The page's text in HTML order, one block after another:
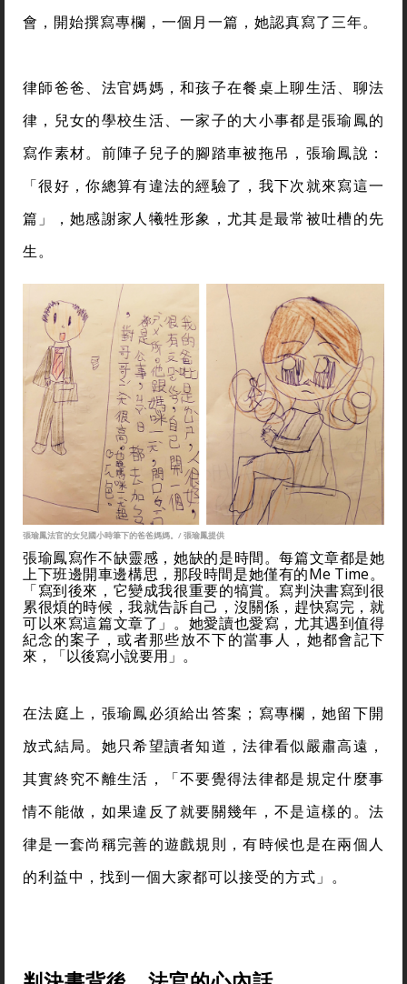
會，開始撰寫專欄，一個月一篇，她認真寫了三年。
律師爸爸、法官媽媽，和孩子在餐桌上聊生活、聊法
律，兒女的學校生活、一家子的大小事都是張瑜鳳的
寫作素材。前陣子兒子的腳踏車被拖吊，張瑜鳳說：
「很好，你總算有違法的經驗了，我下次就來寫這一
篇」，她感謝家人犧牲形象，尤其是最常被吐槽的先
生。
張瑜鳳法官的女兒國小時筆下的爸爸媽媽。/ 張瑜鳳提供
張瑜鳳寫作不缺靈感，她缺的是時間。每篇文章都是她
上下班邊開車邊構思，那段時間是她僅有的Me Time。
「寫到後來，它變成我很重要的犒賞。寫判決書寫到很
累很煩的時候，我就告訴自己，沒關係，趕快寫完，就
可以來寫這篇文章了」。她愛讀也愛寫，尤其遇到值得
紀念的案子，或者那些放不下的當事人，她都會記下
來，「以後寫小說要用」。
在法庭上，張瑜鳳必須給出答案；寫專欄，她留下開
放式結局。她只希望讀者知道，法律看似嚴肅高遠，
其實終究不離生活，「不要覺得法律都是規定什麼事
情不能做，如果違反了就要關幾年，不是這樣的。法
律是一套尚稱完善的遊戲規則，有時候也是在兩個人
的利益中，找到一個大家都可以接受的方式」。